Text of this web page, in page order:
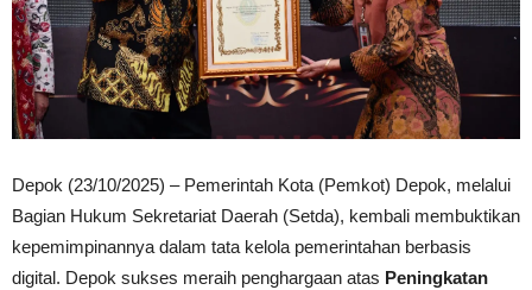
Depok (23/10/2025) – Pemerintah Kota (Pemkot) Depok, melalui
Bagian Hukum Sekretariat Daerah (Setda), kembali membuktikan
kepemimpinannya dalam tata kelola pemerintahan berbasis
digital. Depok sukses meraih penghargaan atas Peningkatan